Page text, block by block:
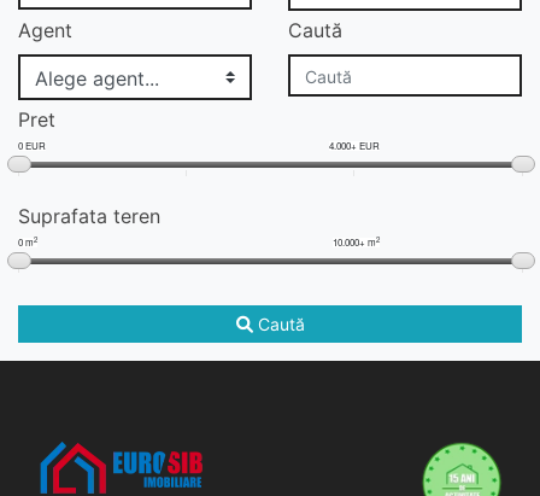
Agent Caută
Pret
0 EUR 4.000+ EUR
Suprafata teren
0 m2 10.000+ m2
Caută